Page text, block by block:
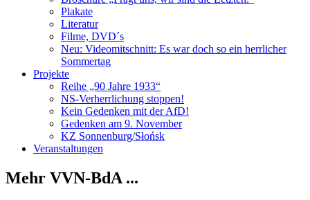
Plakate
Literatur
Filme, DVD´s
Neu: Videomitschnitt: Es war doch so ein herrlicher
Sommertag
Projekte
Reihe „90 Jahre 1933“
NS-Verherrlichung stoppen!
Kein Gedenken mit der AfD!
Gedenken am 9. November
KZ Sonnenburg/Słońsk
Veranstaltungen
Mehr VVN-BdA ...